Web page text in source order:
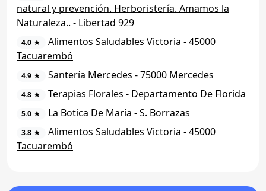
natural y prevención. Herboristería. Amamos la
Naturaleza.. - Libertad 929
4.0 ★
Alimentos Saludables Victoria - 45000
Tacuarembó
4.9 ★ Santería Mercedes - 75000 Mercedes
4.8 ★ Terapias Florales - Departamento De Florida
5.0 ★ La Botica De María - S. Borrazas
3.8 ★
Alimentos Saludables Victoria - 45000
Tacuarembó